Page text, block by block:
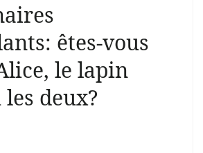
êtes-vous
le lapin
deux?